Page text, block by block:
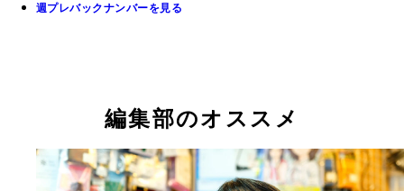
週プレバックナンバーを見る
編集部のオススメ